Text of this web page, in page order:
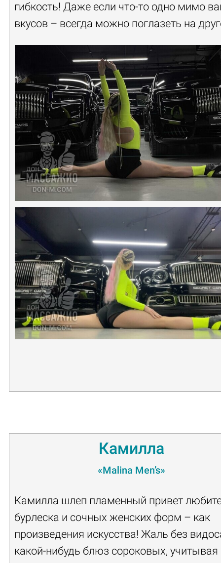
гибкость! Даже если что-то одно мимо
вкусов – всегда можно поглазеть на
Камилла
«Malina Men’s»
Камилла шлеп пламенный привет
бурлеска и сочных женских форм – как
произведения искусства! Жаль без
какой-нибудь блюз сороковых, учитывая